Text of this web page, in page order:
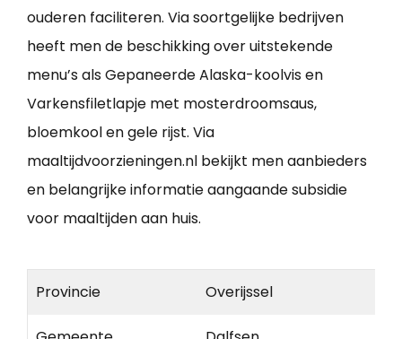
ouderen faciliteren. Via soortgelijke bedrijven
heeft men de beschikking over uitstekende
menu’s als Gepaneerde Alaska-koolvis en
Varkensfiletlapje met mosterdroomsaus,
bloemkool en gele rijst. Via
maaltijdvoorzieningen.nl bekijkt men aanbieders
en belangrijke informatie aangaande subsidie
voor maaltijden aan huis.
Provincie Overijssel